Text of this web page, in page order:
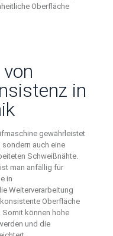
Oberfläche
in
gewährleistet
auch eine
Schweißnähte.
man anfällig für
in
Weiterverarbeitung
Oberfläche
Somit können hohe
und die